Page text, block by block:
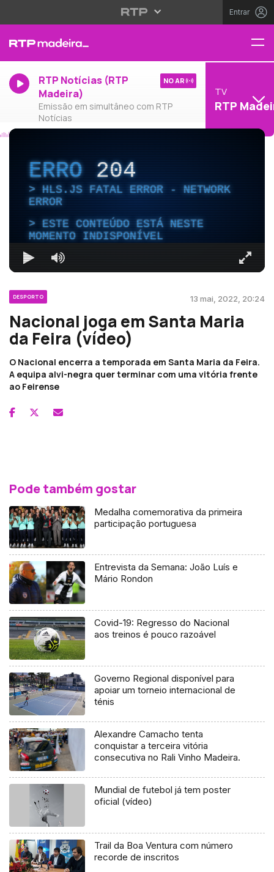
Entrar
RTP Notícias (RTP
Madeira)
Emissão em simultâneo com RTP
Notícias
NO AR
TV
RTP
ERRO204
HLS.JS FATAL ERROR - NETWORK
ERROR
ESTE CONTEÚDO ESTÁ NESTE
MOMENTO INDISPONÍVEL
DESPORTO 13 mai, 2022, 20:24
Nacional joga em Santa Maria
da Feira (vídeo)
O Nacional encerra a temporada em Santa Maria da Feira.
A equipa alvi-negra quer terminar com uma vitória frente
ao Feirense
Pode também gostar
Medalha comemorativa da primeira
participação portuguesa
Entrevista da Semana: João Luís e
Mário Rondon
Covid-19: Regresso do Nacional
aos treinos é pouco razoável
Governo Regional disponível para
apoiar um torneio internacional de
ténis
Alexandre Camacho tenta
conquistar a terceira vitória
consecutiva no Rali Vinho Madeira.
Mundial de futebol já tem poster
oficial (vídeo)
Trail da Boa Ventura com número
recorde de inscritos